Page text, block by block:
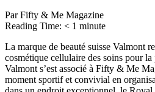
Par Fifty & Me Magazine
Reading Time: < 1 minute
La marque de beauté suisse Valmont
cosmétique cellulaire des soins pour la
Valmont s’est associé à Fifty & Me
moment sportif et convivial en